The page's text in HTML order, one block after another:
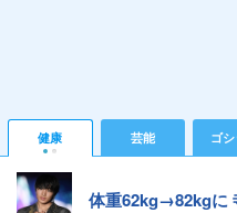
健康 芸能 ゴ
体重62kg→82kgに